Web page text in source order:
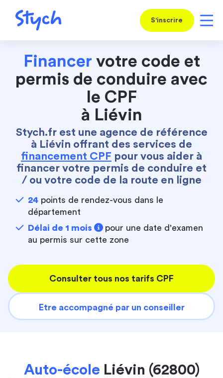
S'inscrire
Financer votre code et
permis de conduire avec
le CPF
à Liévin
Stych.fr est une agence de référence
à Liévin offrant des services de
financement CPF pour vous aider à
financer votre permis de conduire et
/ ou votre code de la route en ligne
24 points de rendez-vous dans le
département
Délai de 1 mois
pour une date d'examen
au permis sur cette zone
Consulter tous nos tarifs CPF
Etre accompagné par un conseiller
Auto-école Liévin (62800)